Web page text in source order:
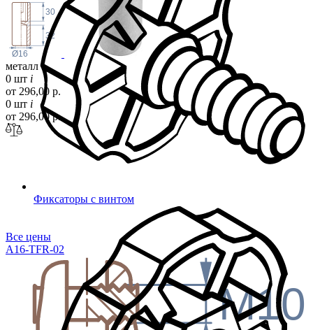
Фиксаторы с винтом
Ø16
30
32
металл
0 шт i
от 296,00 р.
0 шт i
от 296,00 р.
Все цены
A16-TFR-02
M10